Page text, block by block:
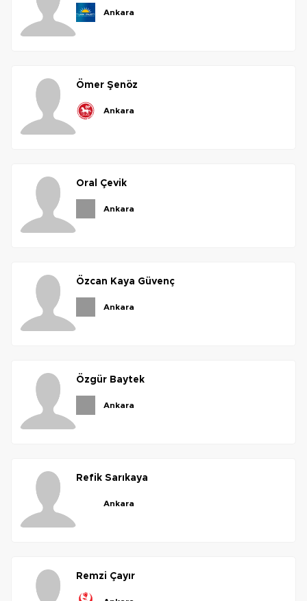
ankara
ömer şenöz
ankara
oral çevik
ankara
özcan kaya güvenç
ankara
özgür baytek
ankara
refik sarıkaya
ankara
remzi çayır